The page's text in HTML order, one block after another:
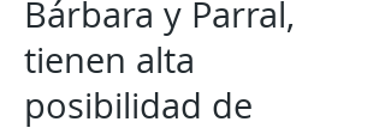
Bárbara y Parral,
tienen alta
posibilidad de